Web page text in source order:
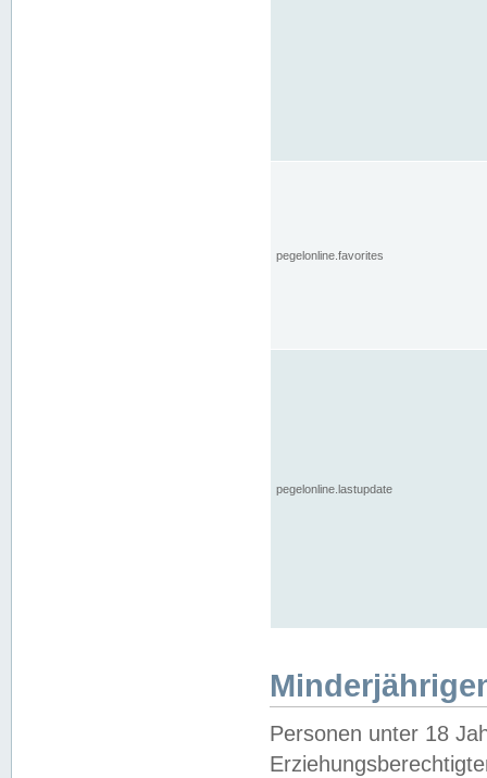
pegelonline.favorites
pegelonline.lastupdate
Personen unter 18